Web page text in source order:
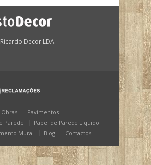
Decor LDA.
Obras
Pavimentos
Parede
Papel de Parede Líquido
Mural
Blog Contactos